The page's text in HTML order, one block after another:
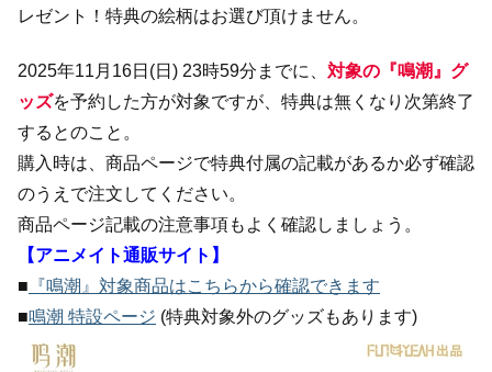
レゼント！特典の絵柄はお選び頂けません。
2025年11月16日(日) 23時59分までに、 対象の『鳴潮』グ
ッズを予約した方が対象ですが、特典は無くなり次第終了
するとのこと。
購入時は、商品ページで特典付属の記載があるか必ず確認
のうえで注文してください。
商品ページ記載の注意事項もよく確認しましょう。
【アニメイト通販サイト】
■ 『鳴潮』対象商品はこちらから確認できます
■鳴潮 特設ページ (特典対象外のグッズもあります)